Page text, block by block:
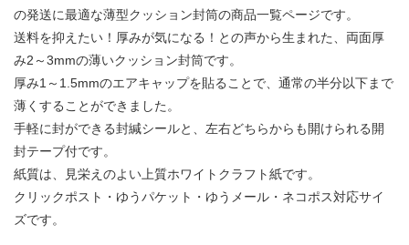
の発送に最適な薄型クッション封筒の商品一覧ページです。
送料を抑えたい！厚みが気になる！との声から生まれた、両面厚
み2～3mmの薄いクッション封筒です。
厚み1～1.5mmのエアキャップを貼ることで、通常の半分以下まで
薄くすることができました。
手軽に封ができる封緘シールと、左右どちらからも開けられる開
封テープ付です。
紙質は、見栄えのよい上質ホワイトクラフト紙です。
クリックポスト・ゆうパケット・ゆうメール・ネコポス対応サイ
ズです。